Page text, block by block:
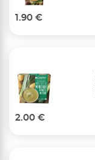
1.90 €
2.00 €